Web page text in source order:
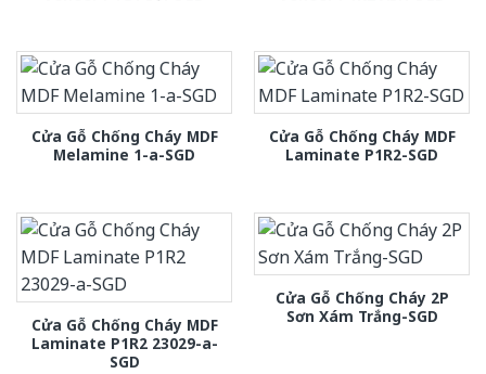
Cửa Gỗ Chống Cháy MDF
Melamine 1-a-SGD
Cửa Gỗ Chống Cháy MDF
Laminate P1R2-SGD
Cửa Gỗ Chống Cháy MDF
Laminate P1R2 23029-a-
SGD
Cửa Gỗ Chống Cháy 2P
Sơn Xám Trắng-SGD